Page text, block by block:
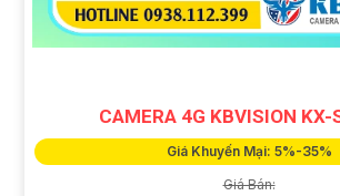
CAMERA 4G KBVISION KX-
Giá Khuyến Mại: 5%-35%
Giá Bán: